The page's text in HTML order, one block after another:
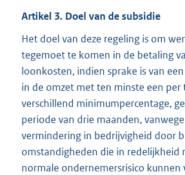
e
r
n
e
l
i
n
k
:
Artikel 3. Doel van de subsidie
Het doel van deze regeling is om
tegemoet te komen in de betaling
loonkosten, indien sprake is van
in de omzet met ten minste een per
verschillend minimumpercentage,
periode van drie maanden,
vermindering in bedrijvigheid door
omstandigheden die in redelijkheid
normale ondernemersrisico kunnen